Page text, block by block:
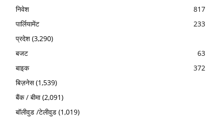
निवेश
817
पार्लियामेंट
233
प्रदेश(3,290)
बजट
63
बाइक
372
बिज़नेस(1,539)
बैंक / बीमा(2,091)
बॉलीवुड /टेलीवुड (1,019)